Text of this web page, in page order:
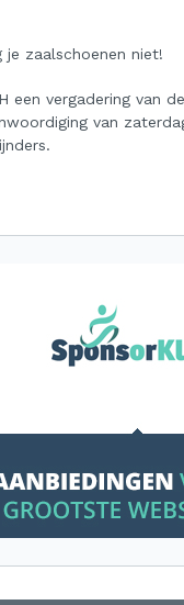
je zaalschoenen niet!
een vergadering van
van